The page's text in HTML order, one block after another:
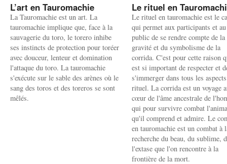
L’art en Tauromachie
La Tauromachie est un art. La
tauromachie implique que, face à la
sauvagerie du toro, le torero inhibe
ses instincts de protection pour toréer
avec douceur, lenteur et domination
l'attaque du toro. La tauromachie
s'exécute sur le sable des arènes où le
sang des toros et des toreros se sont
mêlés.
Le rituel en
Le rituel en tauromachie est le
qui permet aux participants et au
public de se rendre compte de la
gravité et du symbolisme de la
corrida. C'est pour cette raison
est si important de respecter et
s'immerger dans tous les
rituel. La corrida est un voyage
cœur de l'âme ancestrale de
qui pour survivre combat
qu'il comprend et admire. Le
en tauromachie est un combat à
recherche du beau, du sublime,
l'extase que l'on rencontre à la
frontière de la mort.